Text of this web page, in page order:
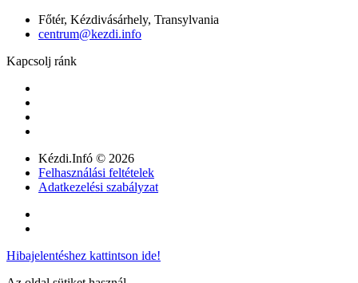
Főtér, Kézdivásárhely, Transylvania
centrum@kezdi.info
Kapcsolj ránk
Kézdi.Infó © 2026
Felhasználási feltételek
Adatkezelési szabályzat
Hibajelentéshez kattintson ide!